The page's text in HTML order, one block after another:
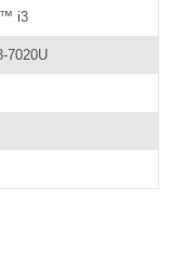
i3
7020U